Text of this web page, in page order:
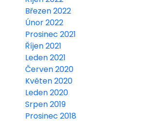
Březen 2022
Únor 2022
Prosinec 2021
Říjen 2021
Leden 2021
Červen 2020
Květen 2020
Leden 2020
Srpen 2019
Prosinec 2018